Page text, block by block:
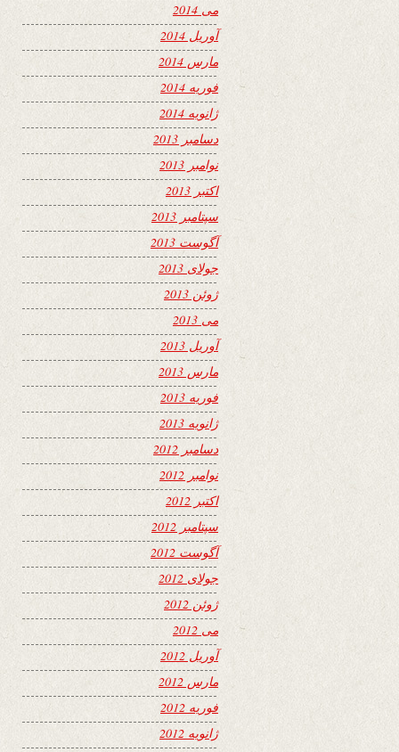
می 2014
آوریل 2014
مارس 2014
فوریه 2014
ژانویه 2014
دسامبر 2013
نوامبر 2013
اکتبر 2013
سپتامبر 2013
آگوست 2013
جولای 2013
ژوئن 2013
می 2013
آوریل 2013
مارس 2013
فوریه 2013
ژانویه 2013
دسامبر 2012
نوامبر 2012
اکتبر 2012
سپتامبر 2012
آگوست 2012
جولای 2012
ژوئن 2012
می 2012
آوریل 2012
مارس 2012
فوریه 2012
ژانویه 2012